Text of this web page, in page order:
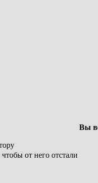
Вы
от него отстали